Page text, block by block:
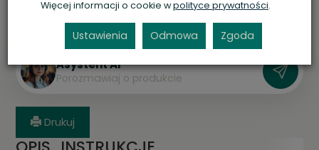
Szybka
Wysyłka 24h
Gwarancja
Przez 2 lata
Zwrot
Do 14 dni
Asystent AI
Porozmawiaj o produkcie
Drukuj
Więcej informacji o cookie wpolityce prywatności.
Ustawienia Odmowa Zgoda